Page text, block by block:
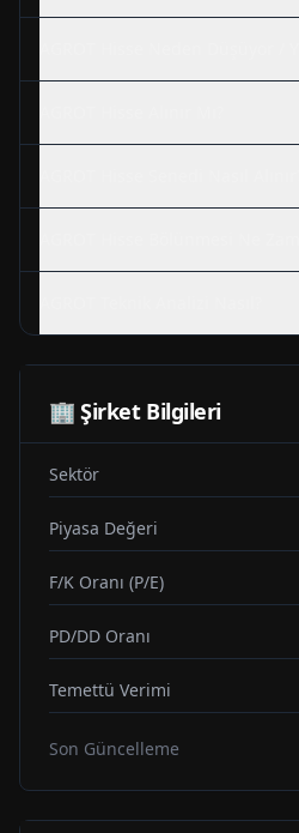
🏢 Şirket Bilgileri
Sektör
Piyasa Değeri
F/K Oranı (P/E)
PD/DD Oranı
Temettü Verimi
Son Güncelleme